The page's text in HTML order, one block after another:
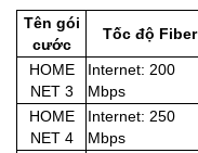
Tên gói
cước
Tốc độ Fiber
HOME
NET 3
Internet: 200
Mbps
HOME
NET 4
Internet: 250
Mbps